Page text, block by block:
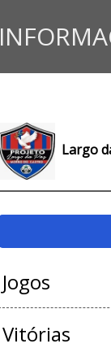
Largo
Jogos
Vitórias